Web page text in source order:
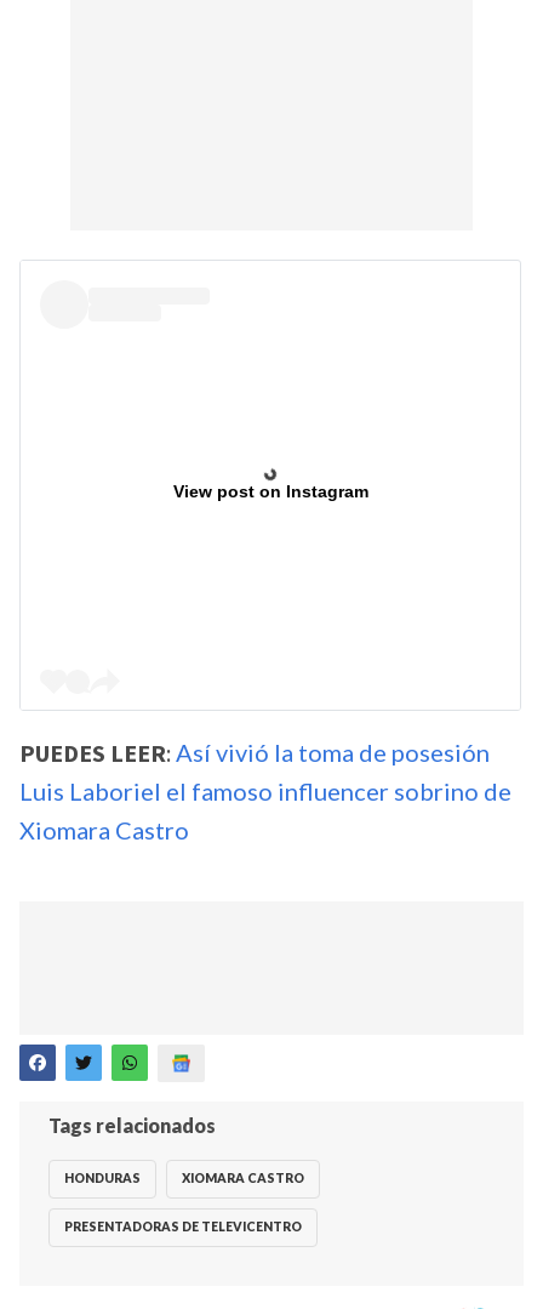
View post on Instagram
PUEDES LEER: Así vivió la toma de posesión
Luis Laboriel el famoso influencer sobrino de
Xiomara Castro
Tags relacionados
HONDURAS XIOMARA CASTRO
PRESENTADORAS DE TELEVICENTRO